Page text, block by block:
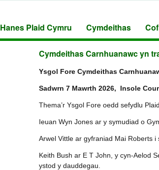
Hanes Plaid Cymru Cymdeithas
Cymdeithas Carnhuanawc yn
Ysgol Fore Cymdeithas
Sadwrn 7 Mawrth 2026, Insole
Thema’r Ysgol Fore oedd sefydlu
Ieuan Wyn Jones ar y symudiad o
Arwel Vittle ar gyfraniad Mai Roberts
Keith Bush ar E T John, y cyn-Aelod
ystod y dauddegau.